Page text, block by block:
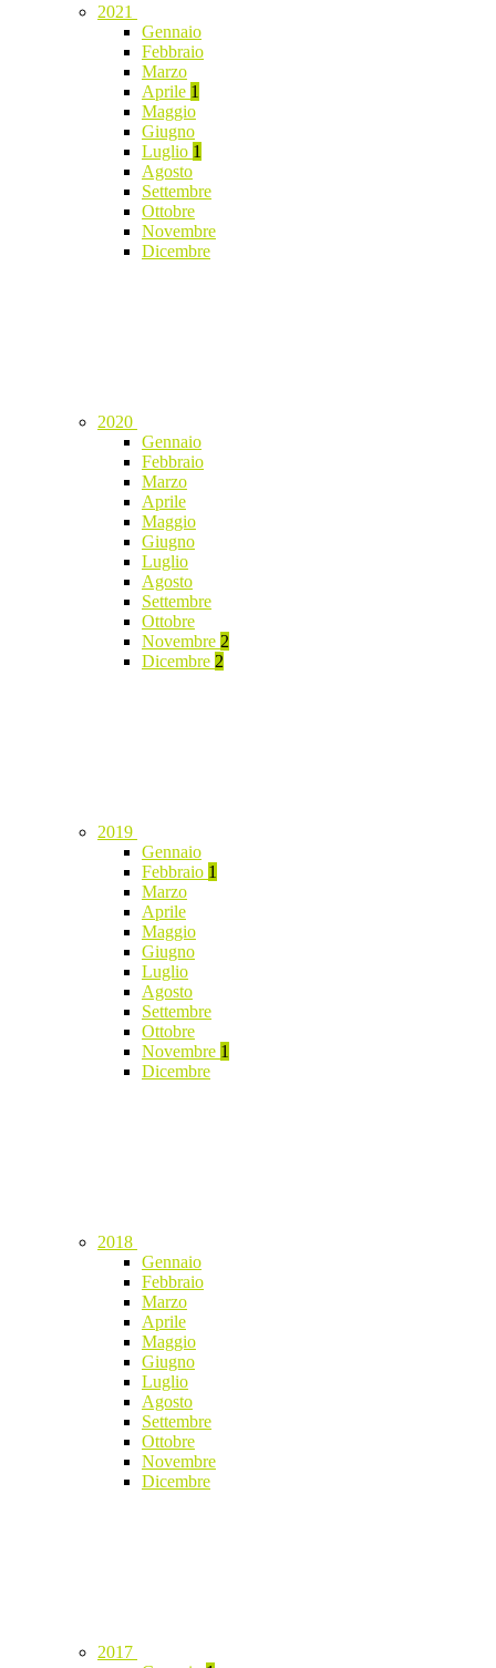
2021
Gennaio
Febbraio
Marzo
Aprile 1
Maggio
Giugno
Luglio 1
Agosto
Settembre
Ottobre
Novembre
Dicembre
2020
Gennaio
Febbraio
Marzo
Aprile
Maggio
Giugno
Luglio
Agosto
Settembre
Ottobre
Novembre 2
Dicembre 2
2019
Gennaio
Febbraio 1
Marzo
Aprile
Maggio
Giugno
Luglio
Agosto
Settembre
Ottobre
Novembre 1
Dicembre
2018
Gennaio
Febbraio
Marzo
Aprile
Maggio
Giugno
Luglio
Agosto
Settembre
Ottobre
Novembre
Dicembre
2017